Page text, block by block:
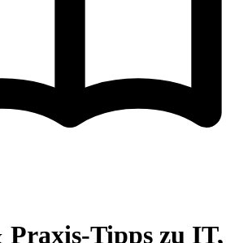
Praxis-Tipps zu IT,